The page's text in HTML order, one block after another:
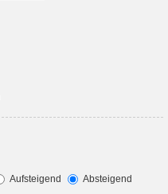
Aufsteigend
Absteigend